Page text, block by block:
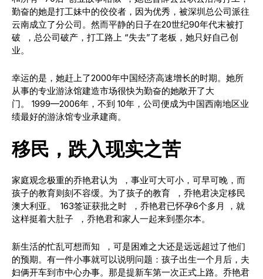
勤奋的她是打工妹中的佼佼者，因为优秀，被深圳总公司派往
云南成立了分公司。然而平静的日子在20世纪90年代末被打
破 ，总公司破产，打工路上 “失去”了老板，她只好自己创
业。
幸运的是，她赶上了2000年中国经济高速增长的时期。她所
从事的专业游泳馆建造市场很快为勤奋的她敞开了大
门。 1999—2006年，不到 10年，公司便成为中国西南地区业
绩最好的游泳馆专业承建商。
移民，跌入现实之苦
家庭观念极重的乔艳君认为 ，事业可大可小，可早可晚，而
孩子的教育则刻不容缓。为了孩子的教育 ，乔艳君决定移民
澳大利亚。 163签证获批之时 ，乔艳君已怀孕6个多月 ，就
这样挺着大肚子 ，乔艳君和家人一起来到墨尔本。
新生活的忙乱可想而知 ，可是困难之大还是远远超过了他们
的预期。有一件小事就可以说明问题：孩子出生一个月后，夫
妇俩开车到市中心办事。那是提新车第一次正式上路。乔艳君